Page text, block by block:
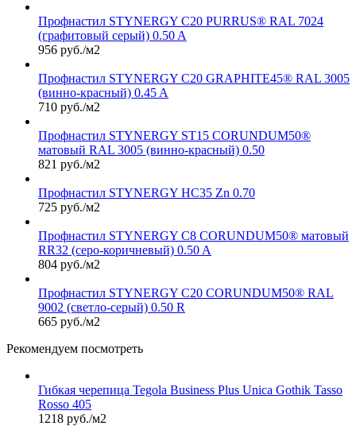
Профнастил STYNERGY С20 PURRUS® RAL 7024
(графитовый серый) 0.50 A
956 руб./м2
Профнастил STYNERGY С20 GRAPHITE45® RAL 3005
(винно-красный) 0.45 A
710 руб./м2
Профнастил STYNERGY ST15 CORUNDUM50®
матовый RAL 3005 (винно-красный) 0.50
821 руб./м2
Профнастил STYNERGY НС35 Zn 0.70
725 руб./м2
Профнастил STYNERGY С8 CORUNDUM50® матовый
RR32 (серо-коричневый) 0.50 A
804 руб./м2
Профнастил STYNERGY С20 CORUNDUM50® RAL
9002 (светло-серый) 0.50 R
665 руб./м2
Рекомендуем посмотреть
Гибкая черепица Tegola Business Plus Unica Gothik Tasso
Rosso 405
1218 руб./м2